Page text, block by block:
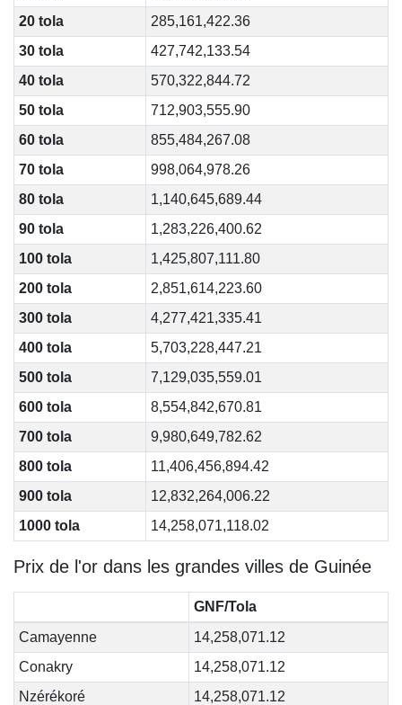
20 tola
285,161,422.36
30 tola
427,742,133.54
40 tola
570,322,844.72
50 tola
712,903,555.90
60 tola
855,484,267.08
70 tola
998,064,978.26
80 tola
1,140,645,689.44
90 tola
1,283,226,400.62
100 tola
1,425,807,111.80
200 tola
2,851,614,223.60
300 tola
4,277,421,335.41
400 tola
5,703,228,447.21
500 tola
7,129,035,559.01
600 tola
8,554,842,670.81
700 tola
9,980,649,782.62
800 tola
11,406,456,894.42
900 tola
12,832,264,006.22
1000 tola
14,258,071,118.02
Prix de l'or dans les grandes villes de Guinée
GNF/Tola
Camayenne
14,258,071.12
Conakry
14,258,071.12
Nzérékoré
14,258,071.12